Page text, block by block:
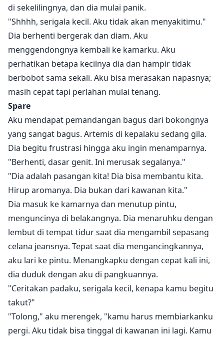
di sekelilingnya, dan dia mulai panik.
"Shhhh, serigala kecil. Aku tidak akan menyakitimu."
Dia berhenti bergerak dan diam. Aku
menggendongnya kembali ke kamarku. Aku
perhatikan betapa kecilnya dia dan hampir tidak
berbobot sama sekali. Aku bisa merasakan napasnya;
masih cepat tapi perlahan mulai tenang.
Spare
Aku mendapat pemandangan bagus dari bokongnya
yang sangat bagus. Artemis di kepalaku sedang gila.
Dia begitu frustrasi hingga aku ingin menamparnya.
"Berhenti, dasar genit. Ini merusak segalanya."
"Dia adalah pasangan kita! Dia bisa membantu kita.
Hirup aromanya. Dia bukan dari kawanan kita."
Dia masuk ke kamarnya dan menutup pintu,
menguncinya di belakangnya. Dia menaruhku dengan
lembut di tempat tidur saat dia mengambil sepasang
celana jeansnya. Tepat saat dia mengancingkannya,
aku lari ke pintu. Menangkapku dengan cepat kali ini,
dia duduk dengan aku di pangkuannya.
"Ceritakan padaku, serigala kecil, kenapa kamu begitu
takut?"
"Tolong," aku merengek, "kamu harus membiarkanku
pergi. Aku tidak bisa tinggal di kawanan ini lagi. Kamu